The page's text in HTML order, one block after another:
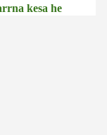
kesa he